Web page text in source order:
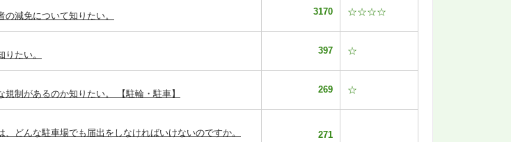
減免について知りたい。 3170 ☆☆☆☆
たい。 397 ☆
制があるのか知りたい。 【駐輪・駐車】 269 ☆
どんな駐車場でも届出をしなければいけないのですか。
271